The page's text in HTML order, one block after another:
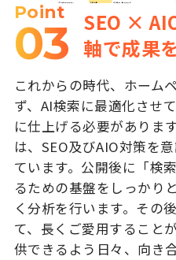
Point
03 SEO ×
軸で成果
これからの時代、ホーム
ず、AI検索に最適化させ
に仕上げる必要がありま
は、SEO及びAIO対策を
ています。公開後に「検
るための基盤をしっかり
く分析を行います。その
て、長くご愛用すること
供できるよう日々、向き